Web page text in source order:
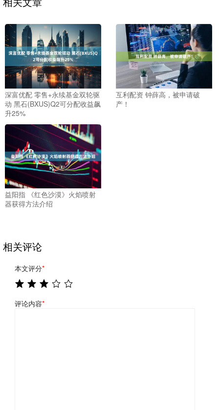
深富优配 零售+永续基金双轮驱
动 黑石(BXUS)Q2可分配收益飙
升25%
互利配资 钟薛高，被申请破
产！
益阳指 《红色沙漠》火焰喷射
器获得方法介绍
相关评论
本文评分*
评论内容*